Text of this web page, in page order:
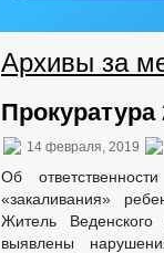
Архивы за
Прокуратура
14 февраля, 2019
Об
«закаливания»
Житель
выявлены